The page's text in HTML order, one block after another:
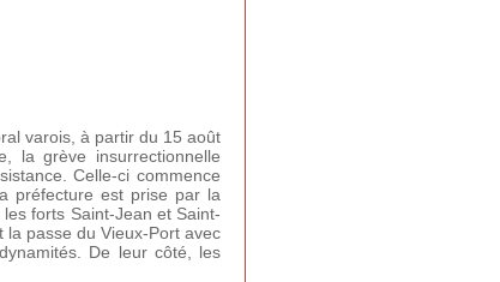
varois, à partir du 15 août
la grève insurrectionnelle
Celle-ci commence
préfecture est prise par la
forts Saint-Jean et Saint-
passe du Vieux-Port avec
De leur côté, les